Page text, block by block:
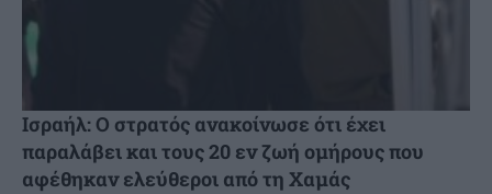
Ισραήλ: Ο στρατός ανακοίνωσε ότι έχει
παραλάβει και τους 20 εν ζωή ομήρους που
αφέθηκαν ελεύθεροι από τη Χαμάς